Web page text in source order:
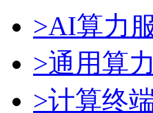
>AI算力
>通用算
>计算终